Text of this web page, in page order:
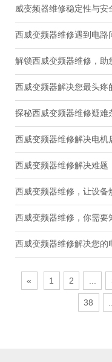
威变频器维修稳定性与安
西威变频器维修遇到电路
解锁西威变频器维修，助
西威变频器解决您最头疼
探秘西威变频器维修疑难
器有招儿！
西威变频器维修解决电机
西威变频器维修解决难题
西威变频器维修，让设备
西威变频器维修，你需要
西威变频器维修解决您的
« 1 2
38